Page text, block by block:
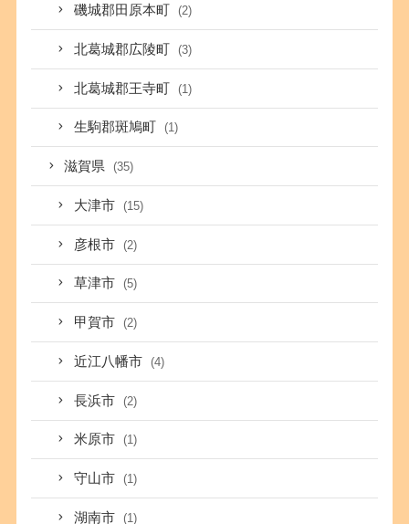
磯城郡田原本町 (2)
北葛城郡広陵町 (3)
北葛城郡王寺町 (1)
生駒郡斑鳩町 (1)
滋賀県 (35)
大津市 (15)
彦根市 (2)
草津市 (5)
甲賀市 (2)
近江八幡市 (4)
長浜市 (2)
米原市 (1)
守山市 (1)
湖南市 (1)